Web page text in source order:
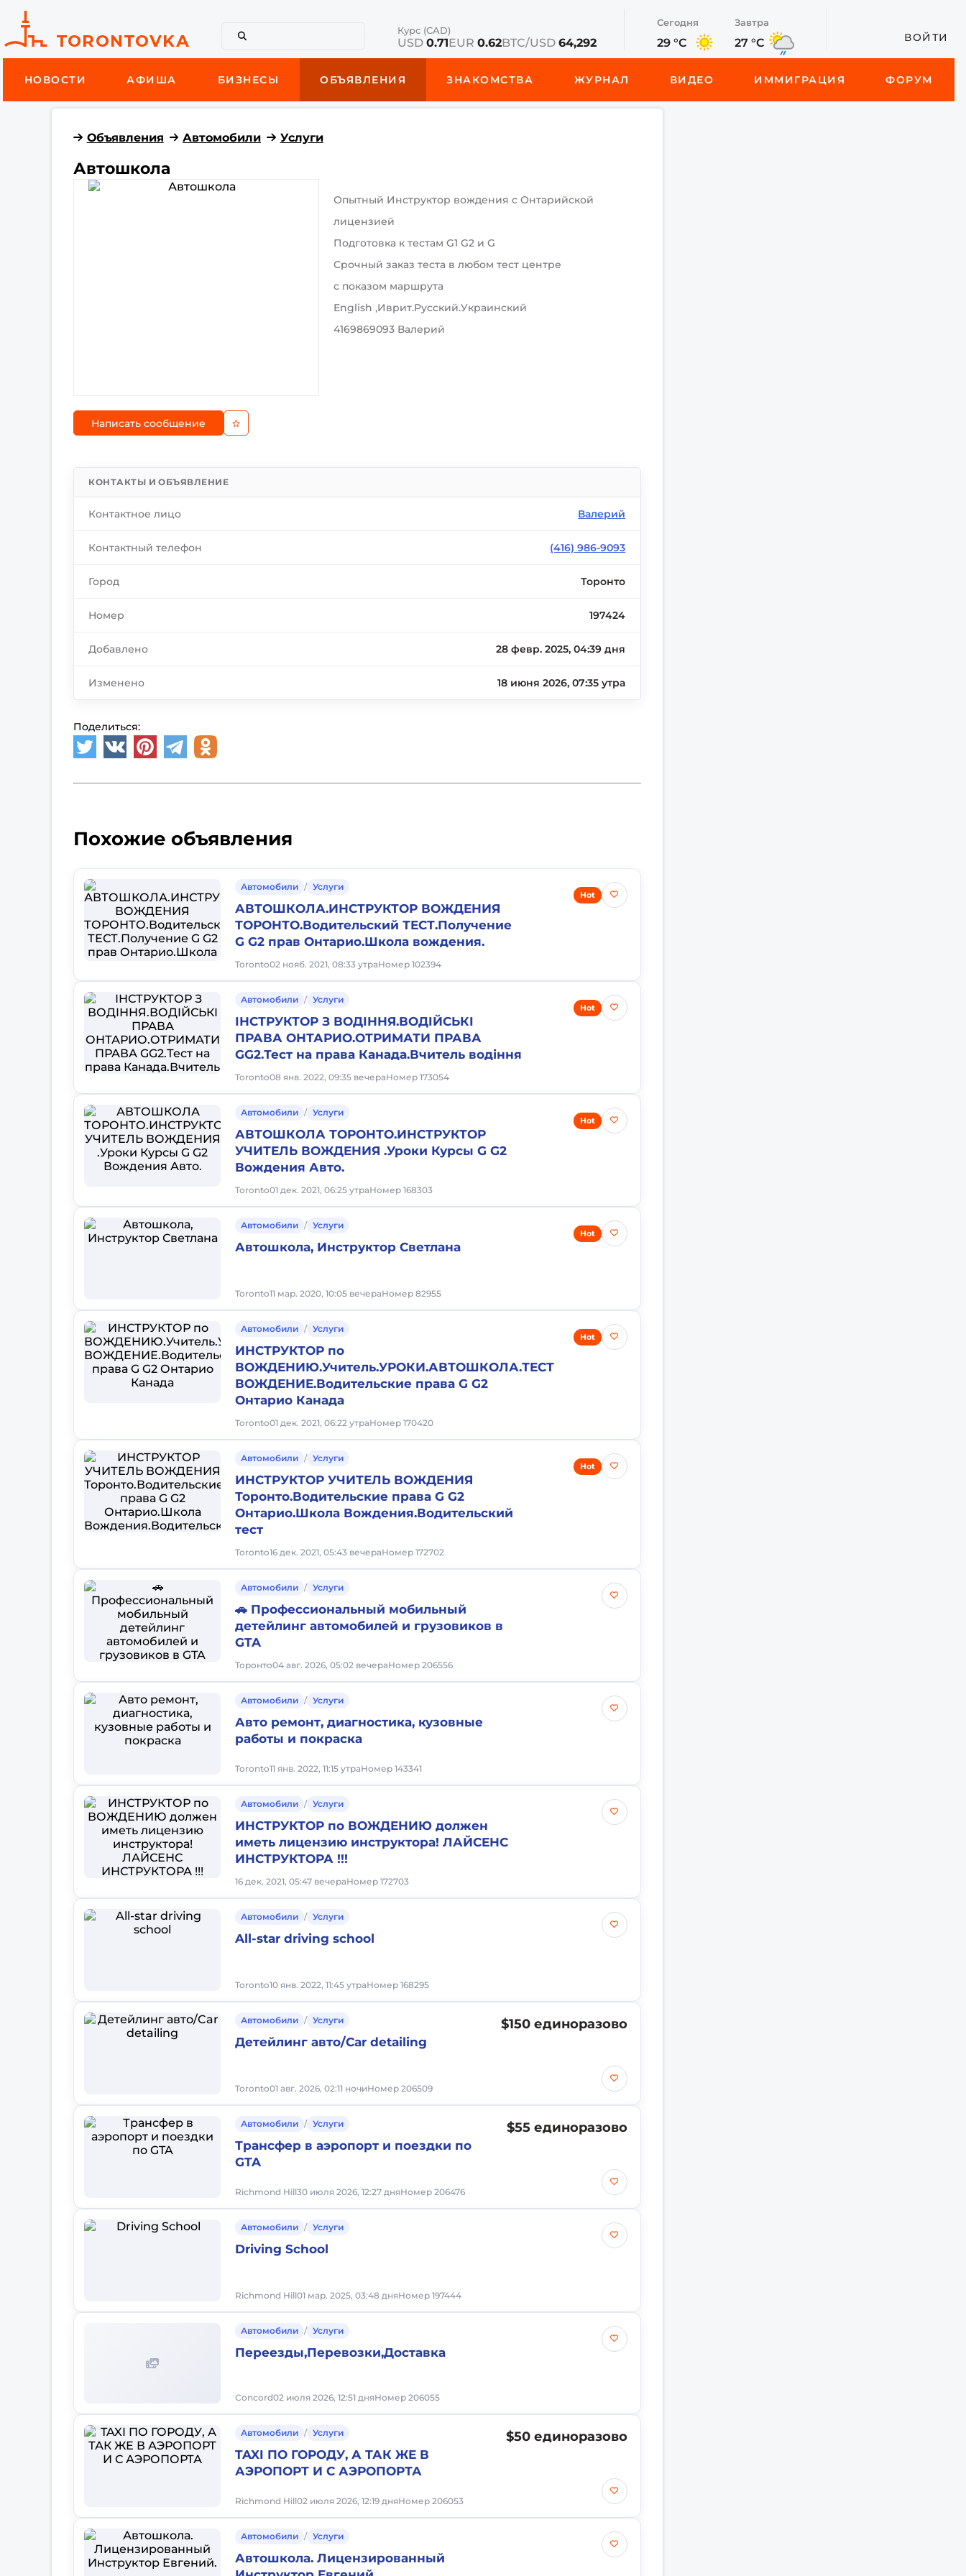
Курс (CAD)
USD 0.71EUR 0.62BTC/USD 64,292
Сегодня
29 °C
Завтра
27 °C ВОЙТИ
НОВОСТИ АФИША БИЗНЕСЫ ОБЪЯВЛЕНИЯ ЗНАКОМСТВА ЖУРНАЛ ВИДЕО ИММИГРАЦИЯ ФОРУМ
Объявления Автомобили Услуги
Автошкола
Написать сообщение
Опытный Инструктор вождения с Онтарийской
лицензией
Подготовка к тестам G1 G2 и G
Срочный заказ теста в любом тест центре
с показом маршрута
English ,Иврит.Русский.Украинский
4169869093 Валерий
КОНТАКТЫ И ОБЪЯВЛЕНИЕ
Контактное лицо Валерий
Контактный телефон (416) 986-9093
Город Торонто
Номер 197424
Добавлено 28 февр. 2025, 04:39 дня
Изменено 18 июня 2026, 07:35 утра
Поделиться:
Похожие объявления
Автомобили / Услуги
АВТОШКОЛА.ИНСТРУКТОР ВОЖДЕНИЯ
ТОРОНТО.Водительский ТЕСТ.Получение
G G2 прав Онтарио.Школа вождения.
Toronto02 нояб. 2021, 08:33 утраНомер 102394
Hot
Автомобили / Услуги
ІНСТРУКТОР З ВОДІННЯ.ВОДIЙСЬКI
ПРАВА ОНТАРИО.ОТРИМАТИ ПРАВА
GG2.Тест на права Канада.Вчитель водіння
Toronto08 янв. 2022, 09:35 вечераНомер 173054
Hot
Автомобили / Услуги
АВТОШКОЛА ТОРОНТО.ИНСТРУКТОР
УЧИТЕЛЬ ВОЖДЕНИЯ .Уроки Курсы G G2
Вождения Авто.
Toronto01 дек. 2021, 06:25 утраНомер 168303
Hot
Автомобили / Услуги
Автошкола, Инструктор Светлана
Toronto11 мар. 2020, 10:05 вечераНомер 82955
Hot
Автомобили / Услуги
ИНСТРУКТОР по
ВОЖДЕНИЮ.Учитель.УРОКИ.АВТОШКОЛА.ТЕСТ
ВОЖДЕНИЕ.Водительские права G G2
Онтарио Канада
Toronto01 дек. 2021, 06:22 утраНомер 170420
Hot
Автомобили / Услуги
ИНСТРУКТОР УЧИТЕЛЬ ВОЖДЕНИЯ
Торонто.Водительские права G G2
Онтарио.Школа Вождения.Водительский
тест
Toronto16 дек. 2021, 05:43 вечераНомер 172702
Hot
Автомобили / Услуги
🚗 Профессиональный мобильный
детейлинг автомобилей и грузовиков в
GTA
Торонто04 авг. 2026, 05:02 вечераНомер 206556
Автомобили / Услуги
Авто ремонт, диагностика, кузовные
работы и покраска
Toronto11 янв. 2022, 11:15 утраНомер 143341
Автомобили / Услуги
ИНСТРУКТОР по ВОЖДЕНИЮ должен
иметь лицензию инструктора! ЛАЙСЕНС
ИНСТРУКТОРА !!!
16 дек. 2021, 05:47 вечераНомер 172703
Автомобили / Услуги
All-star driving school
Toronto10 янв. 2022, 11:45 утраНомер 168295
Автомобили / Услуги
Детейлинг авто/Car detailing
Toronto01 авг. 2026, 02:11 ночиНомер 206509
$150 единоразово
Автомобили / Услуги
Трансфер в аэропорт и поездки по
GTA
Richmond Hill30 июля 2026, 12:27 дняНомер 206476
$55 единоразово
Автомобили / Услуги
Driving School
Richmond Hill01 мар. 2025, 03:48 дняНомер 197444
Автомобили / Услуги
Переезды,Перевозки,Доставка
Concord02 июля 2026, 12:51 дняНомер 206055
Автомобили / Услуги
TAXI ПО ГОРОДУ, А ТАК ЖЕ В
АЭРОПОРТ И С АЭРОПОРТА
Richmond Hill02 июля 2026, 12:19 дняНомер 206053
$50 единоразово
Автомобили / Услуги
Автошкола. Лицензированный